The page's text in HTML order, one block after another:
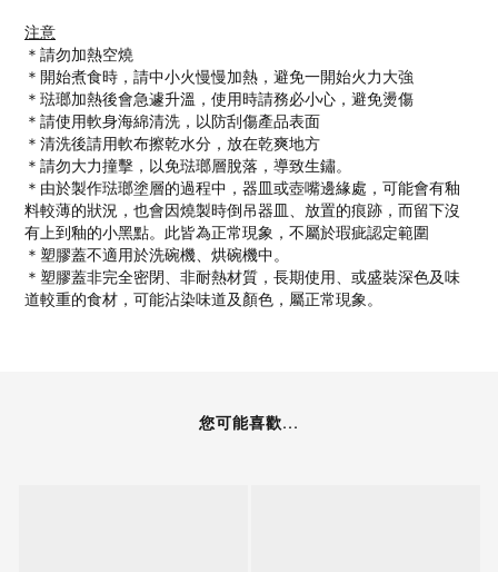
注意
＊請勿加熱空燒
＊開始煮食時，請中小火慢慢加熱，避免一開始火力大強
＊琺瑯加熱後會急遽升溫，使用時請務必小心，避免燙傷
＊請使用軟身海綿清洗，以防刮傷產品表面
＊清洗後請用軟布擦乾水分，放在乾爽地方
＊請勿大力撞擊，以免琺瑯層脫落，導致生鏽。
＊由於製作琺瑯塗層的過程中，器皿或壺嘴邊緣處，可能會有釉
料較薄的狀況，也會因燒製時倒吊器皿、放置的痕跡，而留下沒
有上到釉的小黑點。此皆為正常現象，不屬於瑕疵認定範圍
＊塑膠蓋不適用於洗碗機、烘碗機中。
＊塑膠蓋非完全密閉、非耐熱材質，長期使用、或盛裝深色及味
道較重的食材，可能沾染味道及顏色，屬正常現象。
您可能喜歡...